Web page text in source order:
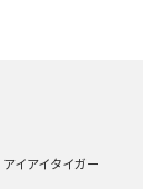
アイアイタイガー